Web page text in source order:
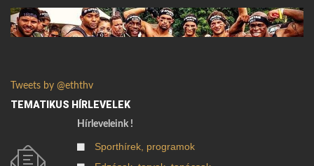
Tweets by @eththv
TEMATIKUS HÍRLEVELEK
Hírleveleink !
Sporthírek, programok